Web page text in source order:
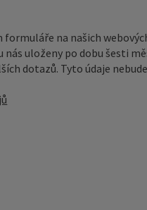
na našich
uloženy po dobu šesti
dotazů. Tyto údaje